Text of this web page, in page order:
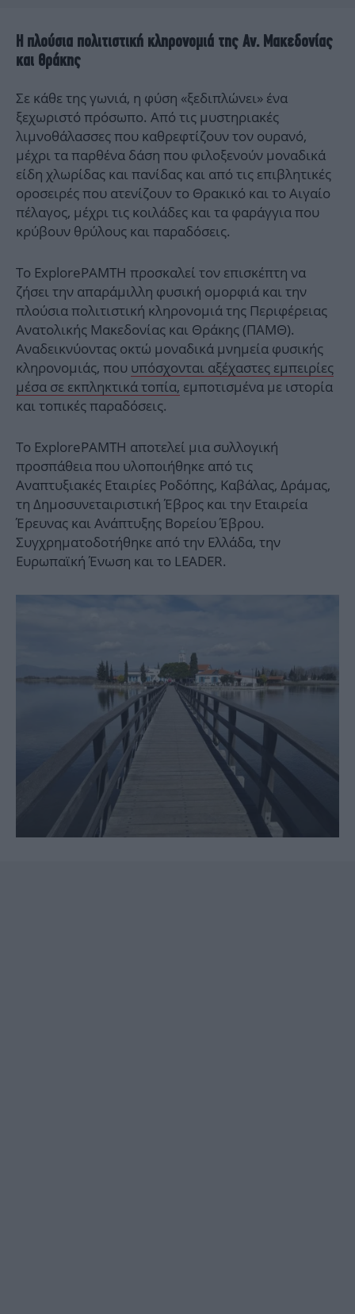
Η πλούσια πολιτιστική κληρονομιά της Αν. Μακεδονίας
και Θράκης
Σε κάθε της γωνιά, η φύση «ξεδιπλώνει» ένα
ξεχωριστό πρόσωπο. Από τις μυστηριακές
λιμνοθάλασσες που καθρεφτίζουν τον ουρανό,
μέχρι τα παρθένα δάση που φιλοξενούν μοναδικά
είδη χλωρίδας και πανίδας και από τις επιβλητικές
οροσειρές που ατενίζουν το Θρακικό και το Αιγαίο
πέλαγος, μέχρι τις κοιλάδες και τα φαράγγια που
κρύβουν θρύλους και παραδόσεις.
Το ExplorePAMTH προσκαλεί τον επισκέπτη να
ζήσει την απαράμιλλη φυσική ομορφιά και την
πλούσια πολιτιστική κληρονομιά της Περιφέρειας
Ανατολικής Μακεδονίας και Θράκης (ΠΑΜΘ).
Αναδεικνύοντας οκτώ μοναδικά μνημεία φυσικής
κληρονομιάς, που υπόσχονται αξέχαστες εμπειρίες
μέσα σε εκπληκτικά τοπία, εμποτισμένα με ιστορία
και τοπικές παραδόσεις.
Το ExplorePAMTH αποτελεί μια συλλογική
προσπάθεια που υλοποιήθηκε από τις
Αναπτυξιακές Εταιρίες Ροδόπης, Καβάλας, Δράμας,
τη Δημοσυνεταιριστική Έβρος και την Εταιρεία
Έρευνας και Ανάπτυξης Βορείου Έβρου.
Συγχρηματοδοτήθηκε από την Ελλάδα, την
Ευρωπαϊκή Ένωση και το LEADER.